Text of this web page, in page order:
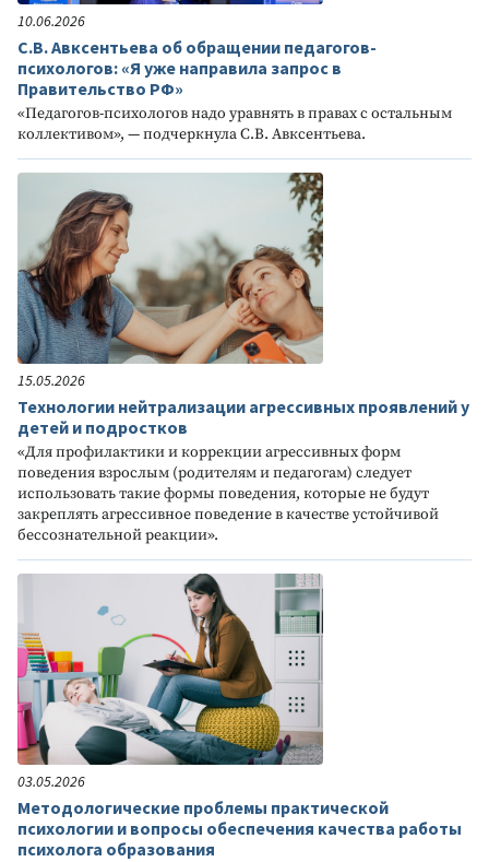
10.06.2026
С.В. Авксентьева об обращении педагогов-
психологов: «Я уже направила запрос в
Правительство РФ»
«Педагогов-психологов надо уравнять в правах с остальным
коллективом», — подчеркнула С.В. Авксентьева.
15.05.2026
Технологии нейтрализации агрессивных проявлений у
детей и подростков
«Для профилактики и коррекции агрессивных форм
поведения взрослым (родителям и педагогам) следует
использовать такие формы поведения, которые не будут
закреплять агрессивное поведение в качестве устойчивой
бессознательной реакции».
03.05.2026
Методологические проблемы практической
психологии и вопросы обеспечения качества работы
психолога образования